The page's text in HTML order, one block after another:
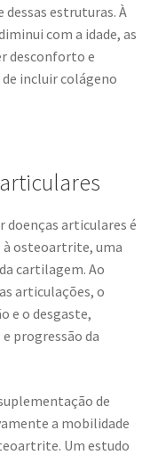
dessas estruturas. À
com a idade, as
desconforto e
incluir colágeno
doenças articulares é
osteoartrite, uma
cartilagem. Ao
articulações, o
e o desgaste,
progressão da
de
a mobilidade
Um estudo